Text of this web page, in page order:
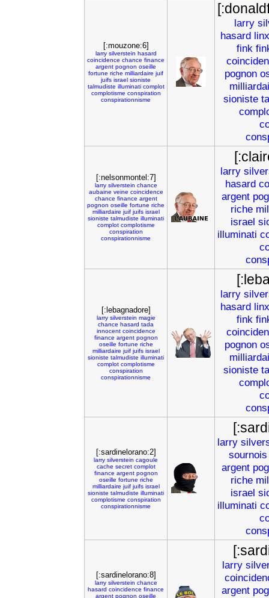
[:mouzone:6]
larry silverstein hasard
coincidence chance finance
argent pognon oseille
fortune riche milliardaire juif
juifs israel sioniste
talmudiste illuminati complot
complotisme conspiration
conspirationnisme
larry
hasard
fink
pognon
sioniste
[:nelsonmontel:7]
larry silverstein chance
aubaine veine coincidence
chance finance argent
pognon oseille fortune riche
milliardaire juif juifs israel
sioniste talmudiste illuminati
complot complotisme
conspiration
conspirationnisme
larry
hasard
argent
riche
israel
illuminati
[:lebagnadore]
larry silverstein magie
chance hasard tada
innocent coincidence
finance argent pognon
oseille fortune riche
milliardaire juif juifs israel
sioniste talmudiste illuminati
complot complotisme
conspiration
conspirationnisme
larry
hasard
fink
pognon
sioniste
[:sardinelorano:2]
larry silverstein cagoule
cache secret complot
finance argent pognon
oseille fortune riche
milliardaire juif juifs israel
sioniste talmudiste illuminati
complotisme conspiration
conspirationnisme
larry
sournois
argent
riche
israel
illuminati
[:sardinelorano:8]
larry silverstein chance
hasard coincidence finance
argent pognon oseille
larry
argent